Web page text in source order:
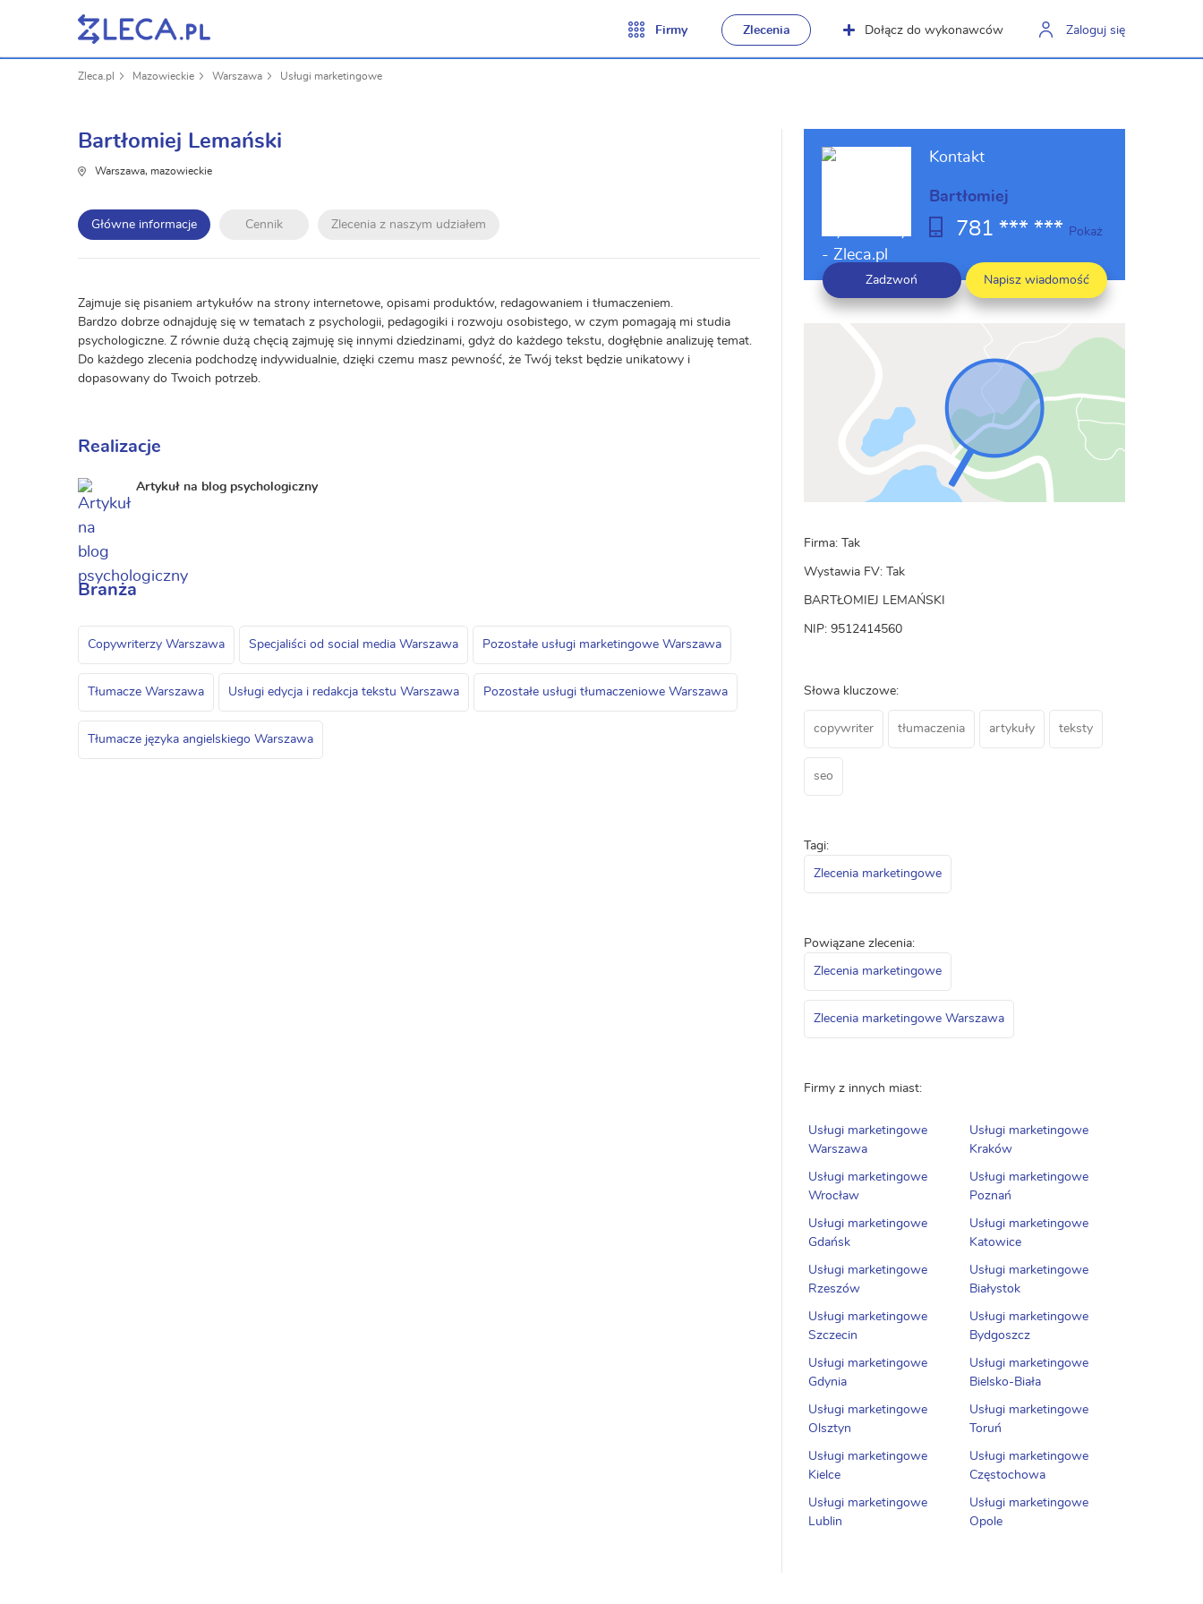
Firmy Zlecenia Dołącz do wykonawców Zaloguj się
Zleca.pl Mazowieckie Warszawa Usługi marketingowe
Bartłomiej Lemański
Warszawa, mazowieckie
Główne informacje Cennik Zlecenia z naszym udziałem
Zajmuje się pisaniem artykułów na strony internetowe, opisami produktów, redagowaniem i tłumaczeniem.
Bardzo dobrze odnajduję się w tematach z psychologii, pedagogiki i rozwoju osobistego, w czym pomagają mi studia
psychologiczne. Z równie dużą chęcią zajmuję się innymi dziedzinami, gdyż do każdego tekstu, dogłębnie analizuję temat.
Do każdego zlecenia podchodzę indywidualnie, dzięki czemu masz pewność, że Twój tekst będzie unikatowy i
dopasowany do Twoich potrzeb.
Realizacje
Artykuł na blog psychologiczny
Branża
Copywriterzy Warszawa Specjaliści od social media Warszawa Pozostałe usługi marketingowe Warszawa
Tłumacze Warszawa Usługi edycja i redakcja tekstu Warszawa Pozostałe usługi tłumaczeniowe Warszawa
Tłumacze języka angielskiego Warszawa
Kontakt
Bartłomiej
781 *** *** Pokaż
Zadzwoń Napisz wiadomość
Firma: Tak
Wystawia FV: Tak
BARTŁOMIEJ LEMAŃSKI
NIP: 9512414560
Słowa kluczowe:
copywriter tłumaczenia artykuły teksty
seo
Tagi:
Zlecenia marketingowe
Powiązane zlecenia:
Zlecenia marketingowe
Zlecenia marketingowe Warszawa
Firmy z innych miast:
Usługi marketingowe
Warszawa
Usługi marketingowe
Kraków
Usługi marketingowe
Wrocław
Usługi marketingowe
Poznań
Usługi marketingowe
Gdańsk
Usługi marketingowe
Katowice
Usługi marketingowe
Rzeszów
Usługi marketingowe
Białystok
Usługi marketingowe
Szczecin
Usługi marketingowe
Bydgoszcz
Usługi marketingowe
Gdynia
Usługi marketingowe
Bielsko-Biała
Usługi marketingowe
Olsztyn
Usługi marketingowe
Toruń
Usługi marketingowe
Kielce
Usługi marketingowe
Częstochowa
Usługi marketingowe
Lublin
Usługi marketingowe
Opole